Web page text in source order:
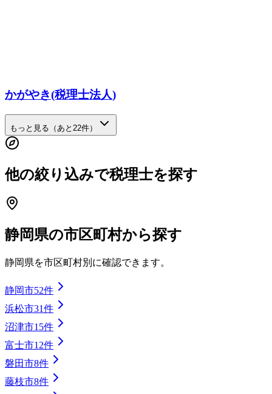
かがやき(税理士法人)
もっと見る（あと 22件）
他の絞り込みで税理士を探す
静岡県の市区町村から探す
静岡県を市区町村別に確認できます。
静岡市52件
浜松市31件
沼津市15件
富士市12件
磐田市8件
藤枝市8件